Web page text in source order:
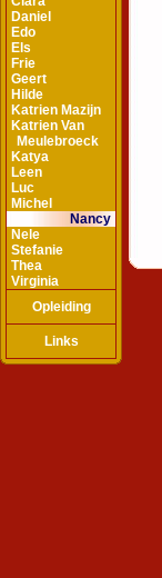
Daniel
Edo
Els
Frie
Geert
Hilde
Katrien Mazijn
Katrien Van
Meulebroeck
Katya
Leen
Luc
Michel
Nancy
Nele
Stefanie
Thea
Virginia
Opleiding
Links